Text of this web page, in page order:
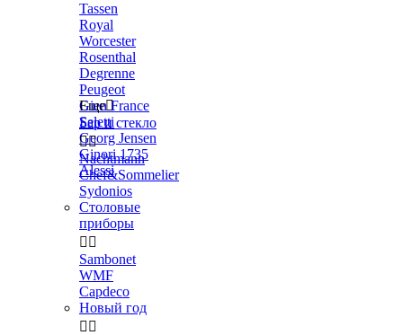
Tassen
Royal
Worcester
Rosenthal
Degrenne
Peugeot
Gien France
Seletti
Georg Jensen
Ginori 1735
Alessi
Еще
Бар и стекло

Nachtmann
Chef&Sommelier
Sydonios
Столовые
приборы
 
Sambonet
WMF
Capdeco
Новый год
 